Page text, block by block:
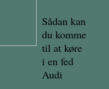
Sådan kan
du komme
til at køre
i en fed
Audi